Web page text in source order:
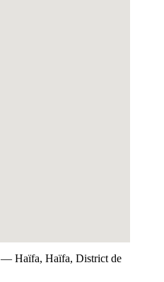
— Haïfa, Haïfa, District de